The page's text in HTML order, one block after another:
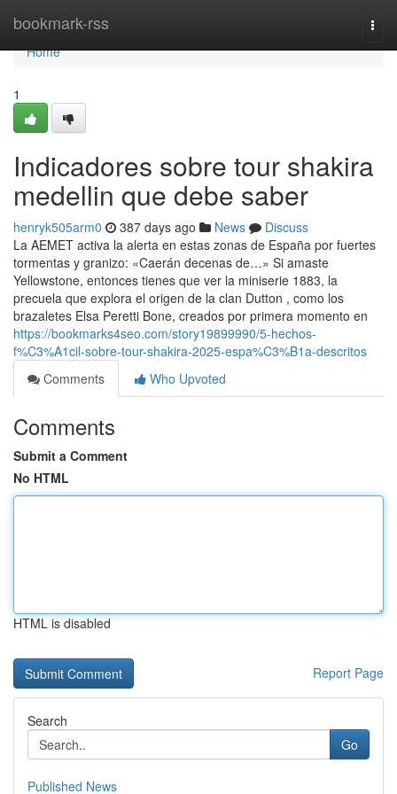
bookmark-rss
Home
Home
1
Indicadores sobre tour shakira
medellin que debe saber
henryk505arm0 387 days ago News
Discuss
La AEMET activa la alerta en estas zonas de España por fuertes
tormentas y granizo: «Caerán decenas de…» Si amaste
Yellowstone, entonces tienes que ver la miniserie 1883, la
precuela que explora el origen de la clan Dutton , como los
brazaletes Elsa Peretti Bone, creados por primera momento en
https://bookmarks4seo.com/story19899990/5-hechos-
f%C3%A1cil-sobre-tour-shakira-2025-espa%C3%B1a-descritos
Comments
Who Upvoted
Comments
Submit a Comment
No HTML
HTML is disabled
Report Page
Search
Go
Published News